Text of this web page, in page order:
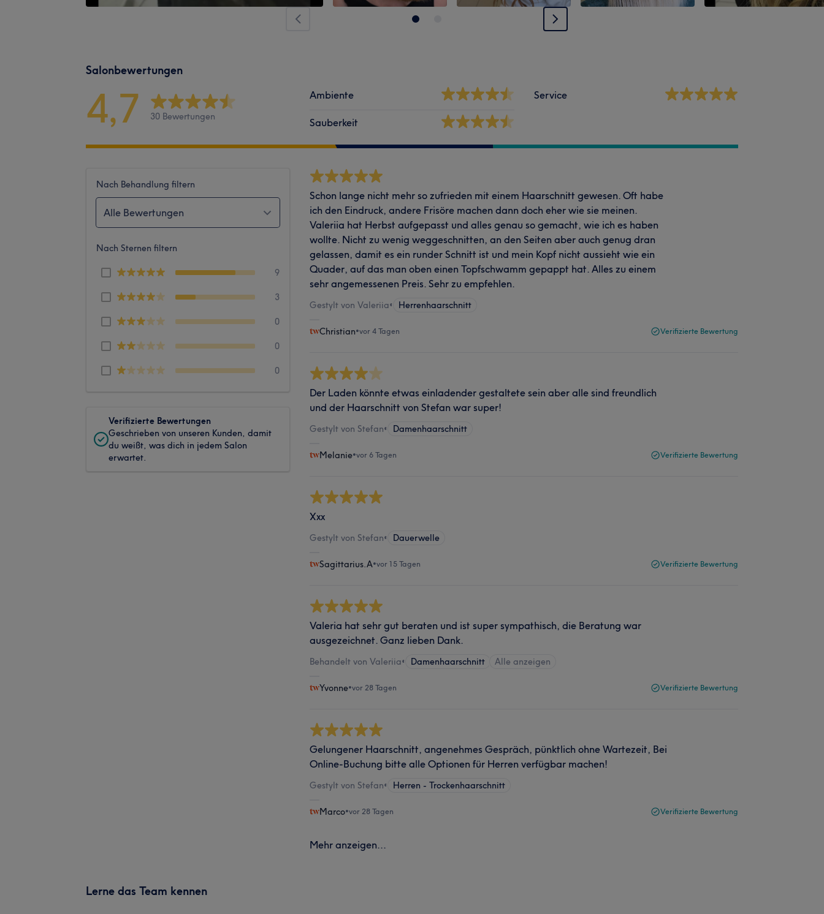
Salonbewertungen
4,7 30 Bewertungen
Ambiente
Sauberkeit
Service
Nach Behandlung filtern
Alle Bewertungen
Nach Sternen filtern
9
3
0
0
0
Verifizierte Bewertungen
Geschrieben von unseren Kunden, damit
du weißt, was dich in jedem Salon
erwartet.
Schon lange nicht mehr so zufrieden mit einem Haarschnitt gewesen. Oft habe
ich den Eindruck, andere Frisöre machen dann doch eher wie sie meinen.
Valeriia hat Herbst aufgepasst und alles genau so gemacht, wie ich es haben
wollte. Nicht zu wenig weggeschnitten, an den Seiten aber auch genug dran
gelassen, damit es ein runder Schnitt ist und mein Kopf nicht aussieht wie ein
Quader, auf das man oben einen Topfschwamm gepappt hat. Alles zu einem
sehr angemessenen Preis. Sehr zu empfehlen.
Gestylt von Valeriia• Herrenhaarschnitt
Christian•vor 4 Tagen Verifizierte Bewertung
Der Laden könnte etwas einladender gestaltete sein aber alle sind freundlich
und der Haarschnitt von Stefan war super!
Gestylt von Stefan• Damenhaarschnitt
Melanie•vor 6 Tagen Verifizierte Bewertung
Xxx
Gestylt von Stefan• Dauerwelle
Sagittarius.A•vor 15 Tagen Verifizierte Bewertung
Valeria hat sehr gut beraten und ist super sympathisch, die Beratung war
ausgezeichnet. Ganz lieben Dank.
Behandelt von Valeriia• Damenhaarschnitt Alle anzeigen
Yvonne•vor 28 Tagen Verifizierte Bewertung
Gelungener Haarschnitt, angenehmes Gespräch, pünktlich ohne Wartezeit, Bei
Online-Buchung bitte alle Optionen für Herren verfügbar machen!
Gestylt von Stefan• Herren - Trockenhaarschnitt
Marco•vor 28 Tagen Verifizierte Bewertung
Mehr anzeigen...
Lerne das Team kennen